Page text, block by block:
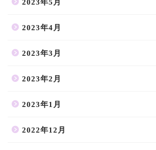
2023年4月
2023年3月
2023年2月
2023年1月
2022年12月